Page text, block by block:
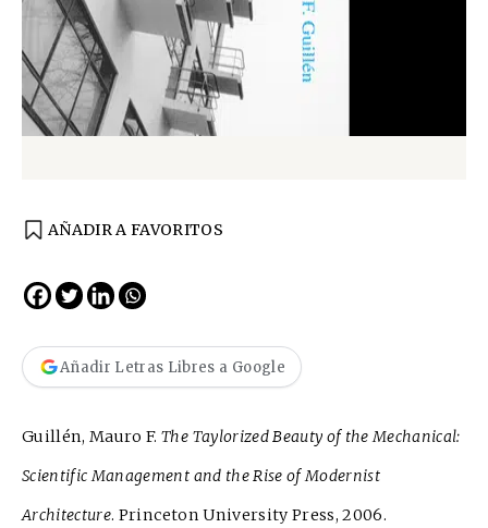
AÑADIR A FAVORITOS
Añadir Letras Libres a Google
Guillén, Mauro F.The Taylorized Beauty of the Mechanical:
Scientific Management and the Rise of Modernist
Architecture. Princeton University Press, 2006.